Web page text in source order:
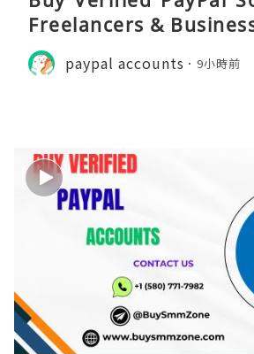
Freelancers &
paypal accounts 9小時前